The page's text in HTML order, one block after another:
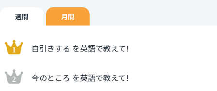
週間 月間
自引きする を英語で教えて!
今のところ を英語で教えて!